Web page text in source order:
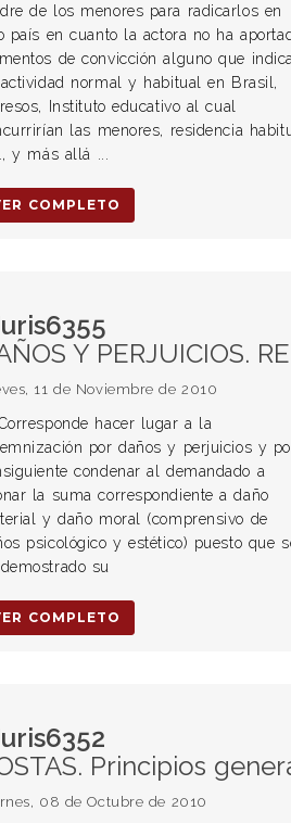
de los menores para radicarlos en
país en cuanto la actora no ha
de convicción alguno que
normal y habitual en Brasil,
Instituto educativo al cual
las menores, residencia
y más allá ...
COMPLETO
PERJUICIOS. RESPONSABILIDAD CIVIL. MENORES. TRANSPORTE. Transporte benévolo.
11 de Noviembre de 2010
hacer lugar a la
por daños y perjuicios y
condenar al demandado a
la suma correspondiente a daño
y daño moral (comprensivo de
psicológico y estético) puesto que
su
COMPLETO
Principios generales. Costas por su
08 de Octubre de 2010